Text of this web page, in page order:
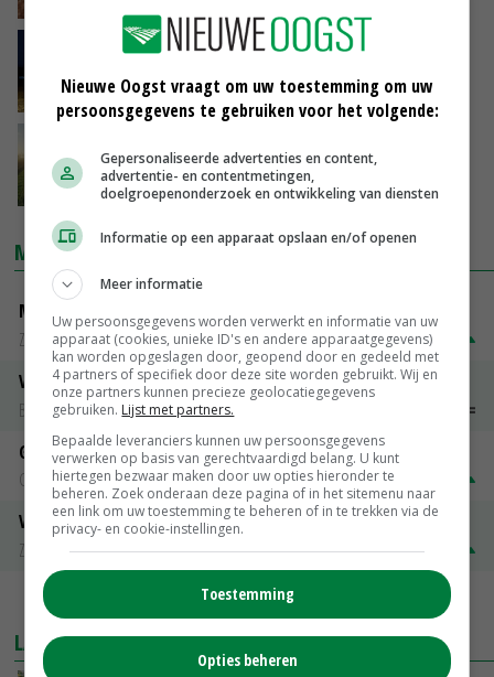
Robots van TTS planten tot dertigduizend
18-05-2021
veldrobotbouwer AgXeed
17-05-2021
MARKTPRIJZEN
Magere melkpoeder
Zuivel NL
€ 269,00 € 7,00
Vleeskuikens 2001-2600 gr
Barneveld
Gerst
Groningen
€ 197,00
Volle melkpoeder
Zuivel NL
€ 345,00 € 20,00
MEER MARKTPRIJZEN
LAATSTE NIEUWS
Nieuwe Oogst vraagt om uw toestemming om uw
persoonsgegevens te gebruiken voor het volgende:
Gepersonaliseerde advertenties en content,
advertentie- en contentmetingen,
doelgroepenonderzoek en ontwikkeling van diensten
Informatie op een apparaat opslaan en/of openen
Meer informatie
Uw persoonsgegevens worden verwerkt en informatie van uw
apparaat (cookies, unieke ID's en andere apparaatgegevens)
kan worden opgeslagen door, geopend door en gedeeld met
4 partners of specifiek door deze site worden gebruikt. Wij en
onze partners kunnen precieze geolocatiegegevens
gebruiken. Lijst met partners.
Bepaalde leveranciers kunnen uw persoonsgegevens
verwerken op basis van gerechtvaardigd belang. U kunt
hiertegen bezwaar maken door uw opties hieronder te
beheren. Zoek onderaan deze pagina of in het sitemenu naar
een link om uw toestemming te beheren of in te trekken via de
privacy- en cookie-instellingen.
Toestemming
Opties beheren